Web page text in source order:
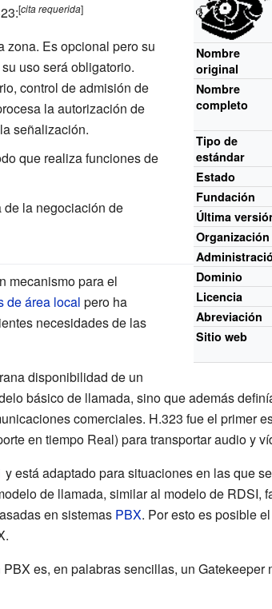
Nombre
original
Nombre
completo
Tipo de
estándar
Estado
Fundación
Última
Organización
Dominio
Licencia
Abreviación
Sitio web
[cita requerida]
zona. Es opcional pero su
uso será obligatorio.
control de admisión de
la autorización de
señalización.
que realiza funciones de
de la negociación de
mecanismo para el
de área local pero ha
necesidades de las
disponibilidad de un
básico de llamada, sino que además
comerciales. H.323 fue el primer
en tiempo Real) para transportar audio y
y está adaptado para situaciones en las que
de llamada, similar al modelo de RDSI,
en sistemas PBX. Por esto es posible
es, en palabras sencillas, un Gatekeeper